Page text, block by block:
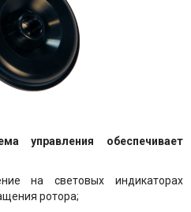
управления обеспечивает
на световых индикаторах
ротора;